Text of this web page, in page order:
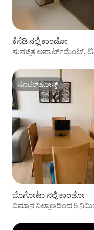
ಕೆನೆಡಿ ನಲ್ಲಿ ಕಾಂಡೋ
ಸುಸಜ್ಜಿತ ಅಪಾರ್ಟ್‌ಮೆಂಟ್, ಟಿವಿ
ಸೂಪರ್‌ಹೋಸ್ಟ್
ಸೂಪರ್‌ಹೋಸ್ಟ್
ಬೊಗೋಟಾ ನಲ್ಲಿ ಕಾಂಡೋ
ವಿಮಾನ ನಿಲ್ದಾಣದಿಂದ 5